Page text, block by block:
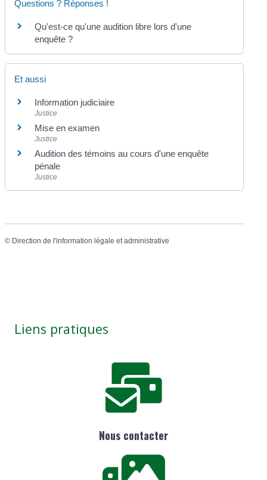
Questions ? Réponses !
Qu'est-ce qu'une audition libre lors d'une
enquête ?
Et aussi
Information judiciaire
Justice
Mise en examen
Justice
Audition des témoins au cours d'une enquête
pénale
Justice
© Direction de l'information légale et administrative
Liens pratiques
Nous contacter